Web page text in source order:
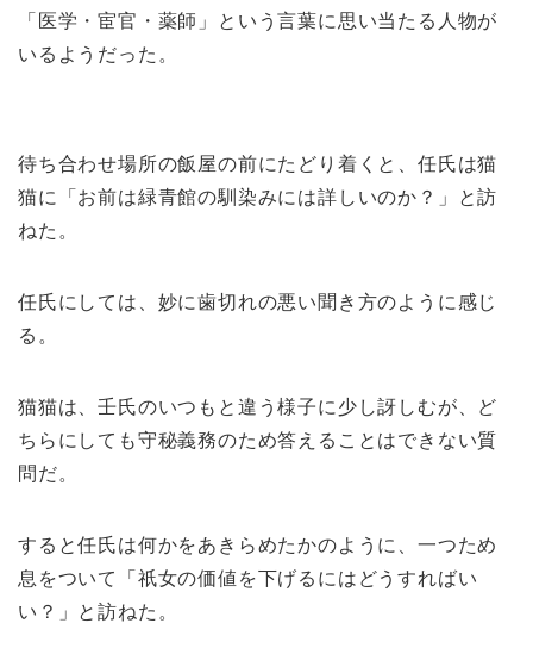
「医学・宦官・薬師」という言葉に思い当たる人物が
いるようだった。
待ち合わせ場所の飯屋の前にたどり着くと、任氏は猫
猫に「お前は緑青館の馴染みには詳しいのか？」と訪
ねた。
任氏にしては、妙に歯切れの悪い聞き方のように感じ
る。
猫猫は、壬氏のいつもと違う様子に少し訝しむが、ど
ちらにしても守秘義務のため答えることはできない質
問だ。
すると任氏は何かをあきらめたかのように、一つため
息をついて「祇女の価値を下げるにはどうすればい
い？」と訪ねた。